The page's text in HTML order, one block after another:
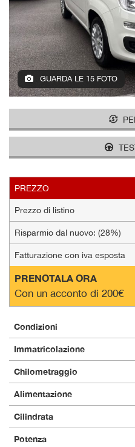
AZIENDA
NEWS
AREA COMMERCIANTI
GUARDA LE 15 FOTO
PREZZO
Prezzo di listino
Risparmio dal nuovo: (28%)
Fatturazione con iva esposta
PRENOTALA ORA
Con un acconto di 200€
Condizioni
Immatricolazione
Chilometraggio
Alimentazione
Cilindrata
Potenza
tracciamento
adottiamo
per
offrire
le
funzionalità
e
di
ottenere
maggiori
informazioni
sull'utilità
e
sul
funzionamento
questi
strumenti
di
si
rimanda
cookie
policy.
Puoi
rivedere
e
modificare
le